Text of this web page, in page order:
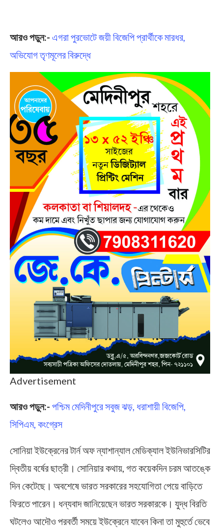
আরও পড়ুন:- এগরা পুরভোটে জয়ী বিজেপি প্রার্থীকে মারধর,
অভিযোগ তৃণমূলের বিরুদ্ধে
Advertisement
আরও পড়ুন:- পশ্চিম মেদিনীপুরে সবুজ ঝড়, ধরাশায়ী বিজেপি,
সিপিএম, কংগ্রেস
সোনিয়া ইউক্রেনের টার্ন অফ ন্যাশান্যাল মেডিক্যাল ইউনিভারসিটির
দ্বিতীয় বর্ষের ছাত্রী। সোনিয়ার কথায়, গত কয়েকদিন চরম আতঙ্কে
দিন কেটেছে। অবশেষে ভারত সরকারের সহযোগিতা পেয়ে বাড়িতে
ফিরতে পারেন। ধন্যবাদ জানিয়েছেন ভারত সরকারকে। যুদ্ধ বিরতি
ঘটলেও আদৌও পরবর্তী সময়ে ইউক্রেনে যাবেন কিনা তা মুহুর্তে ভেবে